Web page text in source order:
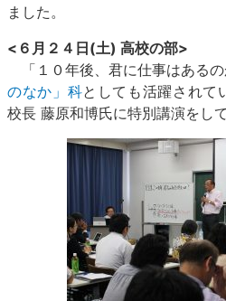
ました。
<６月２４日(土) 高校の部>
「１０年後、君に仕事はある
のなか」科としても活躍されて
校長 藤原和博氏に特別講演をし